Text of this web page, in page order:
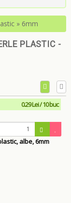
» 6mm
PLASTIC -
0.29 Lei / 10 buc
albe, 6mm